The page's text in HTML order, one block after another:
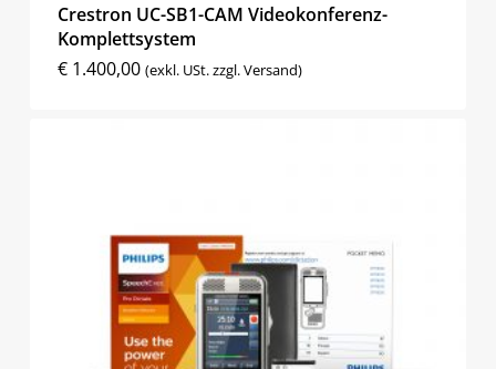
Crestron UC-SB1-CAM Videokonferenz-
Komplettsystem
€1.400,00 (exkl. USt. zzgl. Versand)